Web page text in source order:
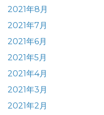
2021年8月
2021年7月
2021年6月
2021年5月
2021年4月
2021年3月
2021年2月